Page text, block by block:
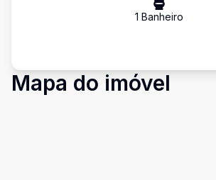
1 Banheiro
Mapa do imóvel